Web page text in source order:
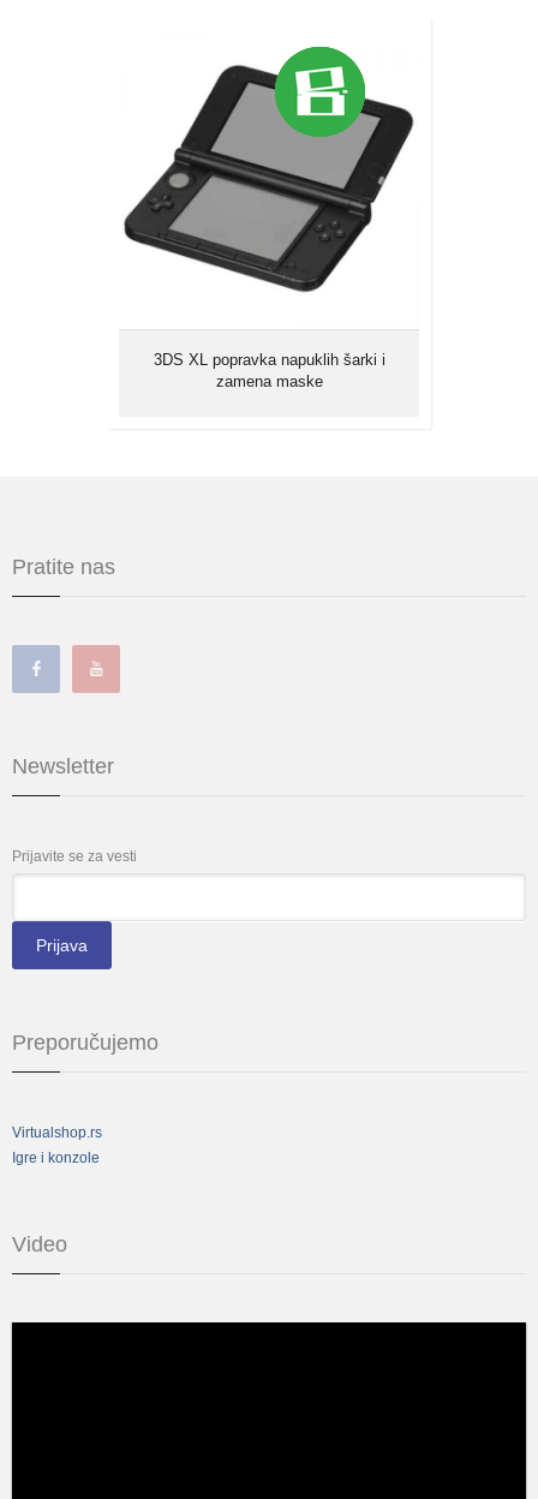
3DS XL popravka napuklih šarki i
zamena maske
3DS XL popravka
napuklih šarki i zamena
maske
Najčešći razlog, zbog kojih dolazi do ovih
oštećenja je prirodno habanje, odnosno
istrošenost uređaja usled upotrebe tokom
vremena....
Pratite nas
Newsletter
Prijavite se za vesti
Preporučujemo
Virtualshop.rs
Igre i konzole
Video